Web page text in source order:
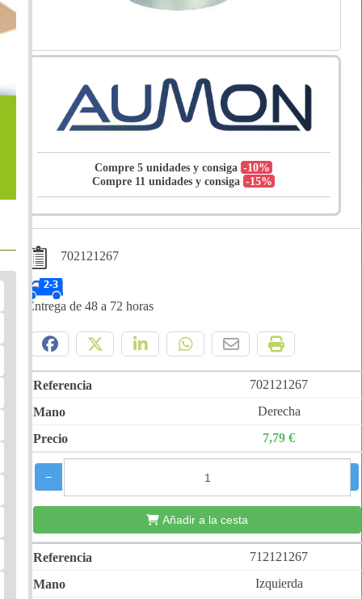
Compre 5 unidades y consiga-10%
Compre 11 unidades y consiga-15%
702121267
Entrega de 48 a 72 horas
702121267
Derecha
7,79 €
−
Añadir a la cesta
712121267
Izquierda